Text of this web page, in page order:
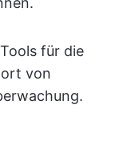
für die
von